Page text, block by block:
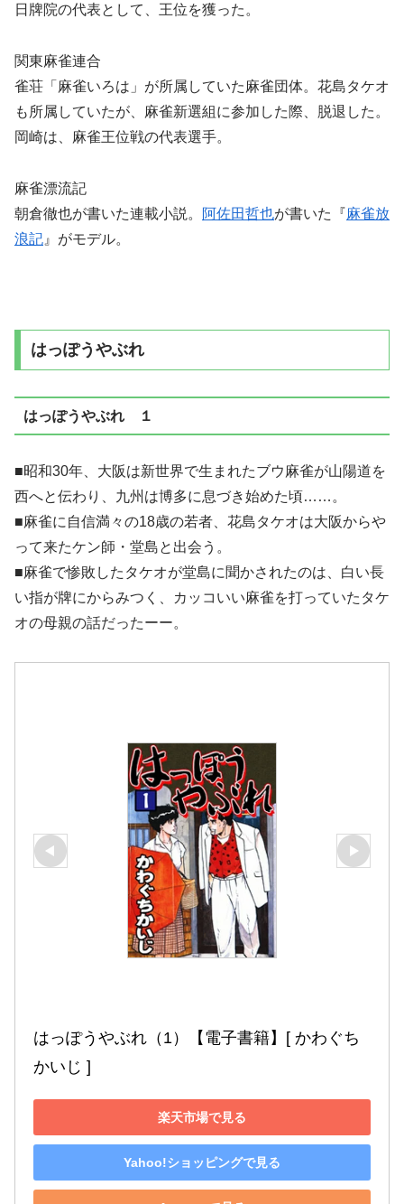
日牌院の代表として、王位を獲った。
関東麻雀連合
雀荘「麻雀いろは」が所属していた麻雀団体。花島タケオ
も所属していたが、麻雀新選組に参加した際、脱退した。
岡崎は、麻雀王位戦の代表選手。
麻雀漂流記
朝倉徹也が書いた連載小説。
阿佐田哲也が書いた『麻雀放
浪記 』がモデル。
はっぽうやぶれ
はっぽうやぶれ １
■昭和30年、大阪は新世界で生まれたブウ麻雀が山陽道を
西へと伝わり、九州は博多に息づき始めた頃……。
■麻雀に自信満々の18歳の若者、花島タケオは大阪からや
って来たケン師・堂島と出会う。
■麻雀で惨敗したタケオが堂島に聞かされたのは、白い長
い指が牌にからみつく、カッコいい麻雀を打っていたタケ
オの母親の話だったーー。
はっぽうやぶれ（1）【電子書籍】[ かわぐち
かいじ ]
楽天市場で見る
Yahoo!ショッピングで見る